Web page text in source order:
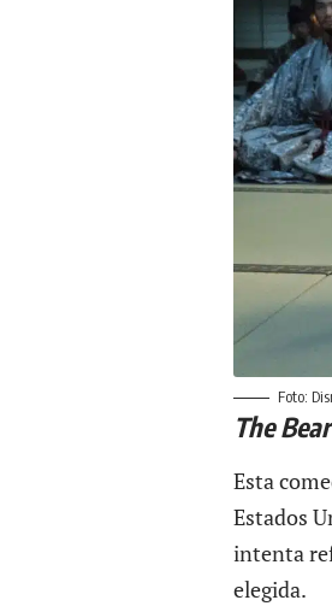
Foto:
The Bear
Esta
Estados
intenta
elegida.